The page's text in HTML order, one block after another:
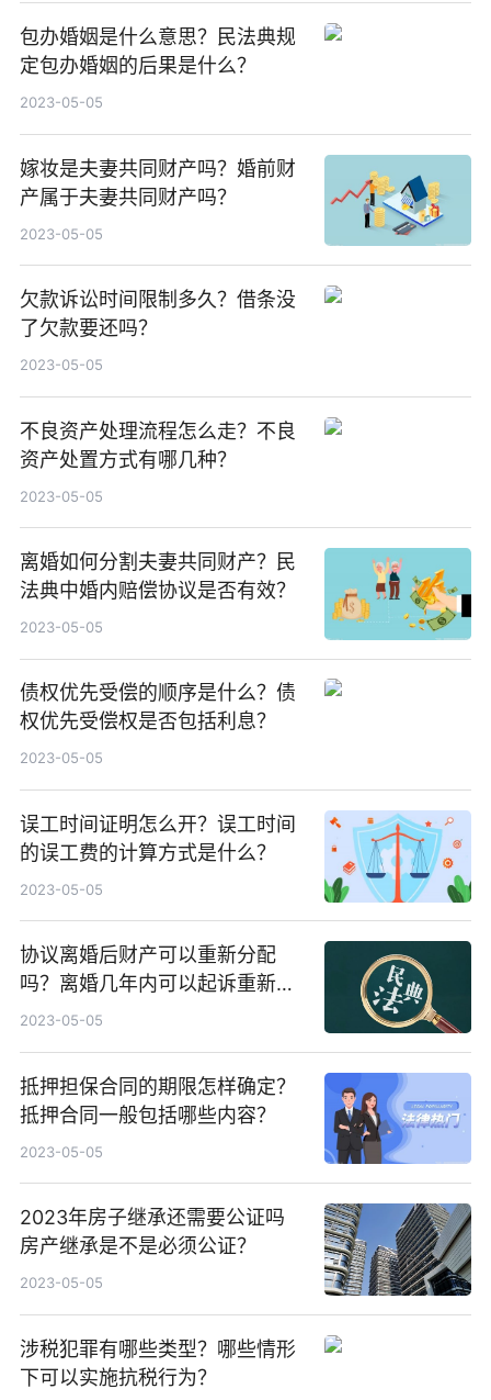
包办婚姻是什么意思？民法典规
定包办婚姻的后果是什么？
2023-05-05
嫁妆是夫妻共同财产吗？婚前财
产属于夫妻共同财产吗？
2023-05-05
欠款诉讼时间限制多久？借条没
了欠款要还吗？
2023-05-05
不良资产处理流程怎么走？不良
资产处置方式有哪几种？
2023-05-05
离婚如何分割夫妻共同财产？民
法典中婚内赔偿协议是否有效？
2023-05-05
债权优先受偿的顺序是什么？债
权优先受偿权是否包括利息？
2023-05-05
误工时间证明怎么开？误工时间
的误工费的计算方式是什么？
2023-05-05
协议离婚后财产可以重新分配
吗？离婚几年内可以起诉重新分
割财产？
2023-05-05
抵押担保合同的期限怎样确定？
抵押合同一般包括哪些内容？
2023-05-05
2023年房子继承还需要公证吗
房产继承是不是必须公证？
2023-05-05
涉税犯罪有哪些类型？哪些情形
下可以实施抗税行为？